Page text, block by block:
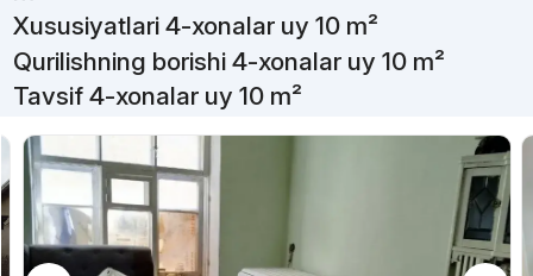
Xususiyatlari 4-xonalar uy 10 m²
Qurilishning borishi 4-xonalar uy 10 m²
Tavsif 4-xonalar uy 10 m²